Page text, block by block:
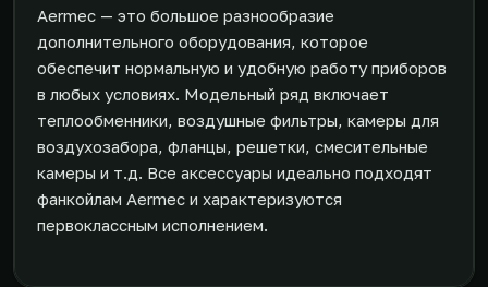
Aermec — это большое разнообразие
дополнительного оборудования, которое
обеспечит нормальную и удобную работу приборов
в любых условиях. Модельный ряд включает
теплообменники, воздушные фильтры, камеры для
воздухозабора, фланцы, решетки, смесительные
камеры и т.д. Все аксессуары идеально подходят
фанкойлам Aermec и характеризуются
первоклассным исполнением.